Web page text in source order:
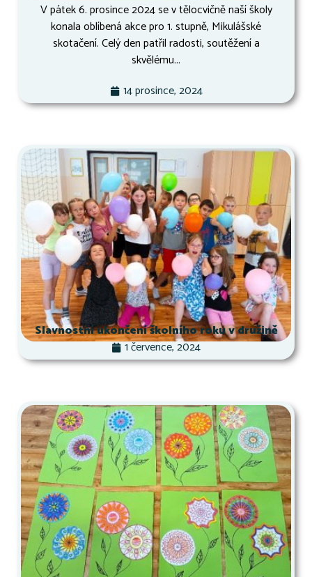
V pátek 6. prosince 2024 se v tělocvičně naší školy
konala oblíbená akce pro 1. stupně, Mikulášské
skotačení. Celý den patřil radosti, soutěžení a
skvělému...
14 prosince, 2024
Slavnostní ukončení školního roku v družině
1 července, 2024